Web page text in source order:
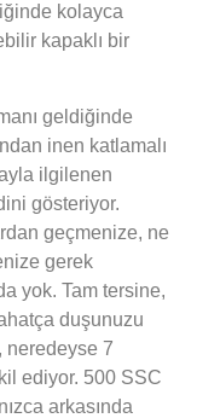
kolayca
kapaklı bir
geldiğinde
inen katlamalı
ilgilenen
gösteriyor.
geçmenize, ne
gerek
yok. Tam tersine,
duşunuzu
7
ediyor. 500 SSC
arkasında